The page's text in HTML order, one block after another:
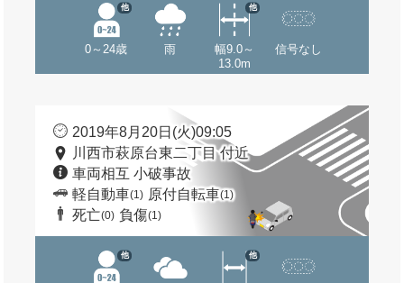
0～24歳
他
雨
幅9.0～
13.0m
他
信号なし
2019年8月20日(火)09:05
川西市萩原台東二丁目 付近
車両相互 小破事故
軽自動車(1) 原付自転車(1)
死亡(0) 負傷(1)
他 他